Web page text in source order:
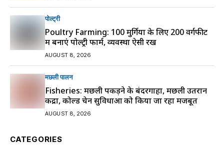
पोल्ट्री
Poultry Farming: 100 मुर्गियों के लिए 200 वर्गफीट
में बनाएं पोल्ट्री फार्म, व्यवस्था ऐसी रखें
AUGUST 8, 2026
मछली पालन
Fisheries: मछली पकड़ने के बंदरगाहों, मछली उतरान
केंद्रों, कोल्ड चेन सुविधाओं को किया जा रहा मजबूत
AUGUST 8, 2026
CATEGORIES